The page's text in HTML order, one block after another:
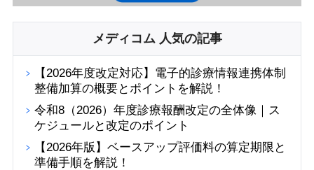
メディコム 人気の記事
【2026年度改定対応】電子的診療情報連携体制
整備加算の概要とポイントを解説！
令和8（2026）年度診療報酬改定の全体像｜ス
ケジュールと改定のポイント
【2026年版】ベースアップ評価料の算定期限と
準備手順を解説！